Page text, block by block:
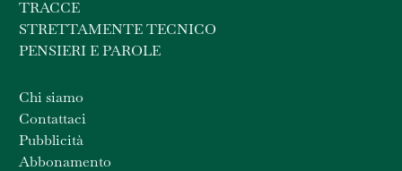
TRACCE
STRETTAMENTE TECNICO
PENSIERI E PAROLE
Chi siamo
Contattaci
Pubblicità
Abbonamento